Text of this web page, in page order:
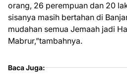
orang, 26 perempuan dan 20
sisanya masih bertahan di
mudahan semua Jemaah jadi
Mabrur,”tambahnya.
Baca Juga: